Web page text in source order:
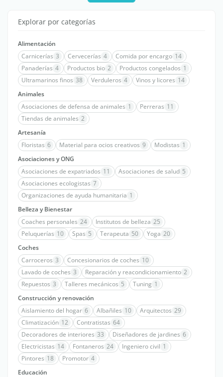
Explorar por categorías
Alimentación
Carnicerías 3 Cervecerías 4 Comida por encargo 14
Panaderías 4 Productos bio 2 Productos congelados 1
Ultramarinos finos 38 Verduleros 4 Vinos y licores 14
Animales
Asociaciones de defensa de animales 1 Perreras 11
Tiendas de animales 2
Artesanía
Floristas 6 Material para ocios creativos 9 Modistas 1
Asociaciones y ONG
Asociaciones de expatriados 11 Asociaciones de salud 5
Asociaciones ecologistas 7
Organizaciones de ayuda humanitaria 1
Belleza y Bienestar
Coaches personales 24 Institutos de belleza 25
Peluquerías 10 Spas 5 Terapeuta 50 Yoga 20
Coches
Carroceros 3 Concesionarios de coches 10
Lavado de coches 3 Reparación y reacondicionamiento 2
Repuestos 3 Talleres mecánicos 5 Tuning 1
Construcción y renovación
Aislamiento del hogar 6 Albañiles 10 Arquitectos 29
Climatización 12 Contratistas 64
Decoradores de interiores 33 Diseñadores de jardines 6
Electricistas 14 Fontaneros 24 Ingeniero civil 1
Pintores 18 Promotor 4
Educación